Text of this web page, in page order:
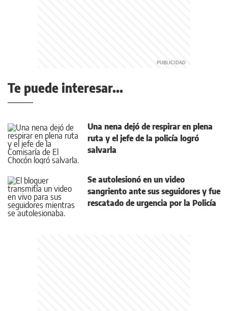
Te puede interesar...
Una nena dejó de respirar en plena
ruta y el jefe de la policía logró
salvarla
Se autolesionó en un video
sangriento ante sus seguidores y fue
rescatado de urgencia por la Policía